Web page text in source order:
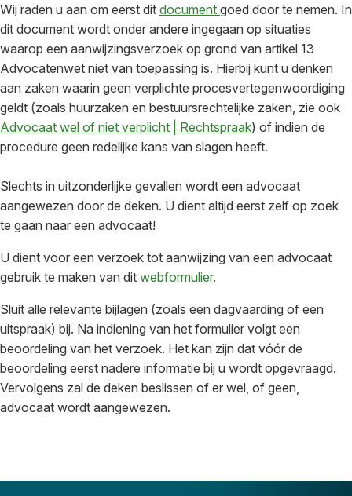
Wij raden u aan om eerst dit document goed door te nemen. In
dit document wordt onder andere ingegaan op situaties
waarop een aanwijzingsverzoek op grond van artikel 13
Advocatenwet niet van toepassing is. Hierbij kunt u denken
aan zaken waarin geen verplichte procesvertegenwoordiging
geldt (zoals huurzaken en bestuursrechtelijke zaken, zie ook
Advocaat wel of niet verplicht | Rechtspraak) of indien de
procedure geen redelijke kans van slagen heeft.
Slechts in uitzonderlijke gevallen wordt een advocaat
aangewezen door de deken. U dient altijd eerst zelf op zoek
te gaan naar een advocaat!
U dient voor een verzoek tot aanwijzing van een advocaat
gebruik te maken van dit webformulier.
Sluit alle relevante bijlagen (zoals een dagvaarding of een
uitspraak) bij. Na indiening van het formulier volgt een
beoordeling van het verzoek. Het kan zijn dat vóór de
beoordeling eerst nadere informatie bij u wordt opgevraagd.
Vervolgens zal de deken beslissen of er wel, of geen,
advocaat wordt aangewezen.